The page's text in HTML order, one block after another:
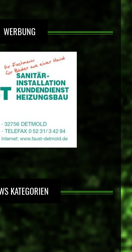
WERBUNG
KATEGORIEN